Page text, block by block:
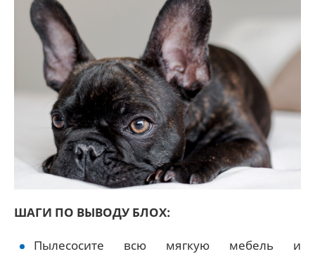
ШАГИ ПО ВЫВОДУ БЛОХ:
Пылесосите всю мягкую мебель и